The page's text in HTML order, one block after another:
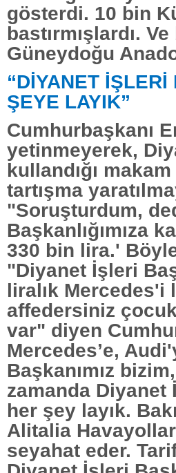
gösterdi. 10 bin
bastırmışlardı.
Güneydoğu
“DİYANET
ŞEYE LAYIK”
Cumhurbaşkanı
yetinmeyerek,
kullandığı
tartışma
"Soruşturdum,
Başkanlığımıza
330 bin lira.'
"Diyanet İşleri
liralık Mercedes'i
affedersiniz
var" diyen
Mercedes’e,
Başkanımız
zamanda Diyanet
her şey layık.
Alitalia
seyahat eder.